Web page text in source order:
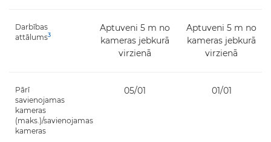
Darbības
attālums3
Aptuveni 5 m no
kameras jebkurā
virzienā
Aptuveni 5 m no
kameras jebkurā
virzienā
Pārī
savienojamas
kameras
(maks.)/savienojamas
kameras
05/01 01/01